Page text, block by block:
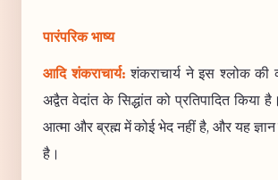
पारंपरिक भाष्य
आदि शंकराचार्य: शंकराचार्य ने इस श्लोक की
अद्वैत वेदांत के सिद्धांत को प्रतिपादित किया
आत्मा और ब्रह्म में कोई भेद नहीं है, और यह ज्ञान
है।